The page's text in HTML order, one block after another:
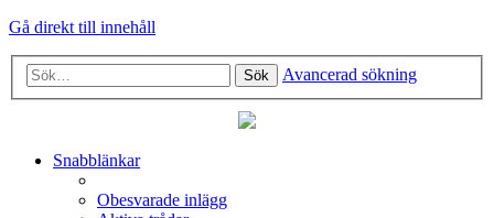
Gå direkt till innehåll
Sök Avancerad sökning
Snabblänkar
Obesvarade inlägg